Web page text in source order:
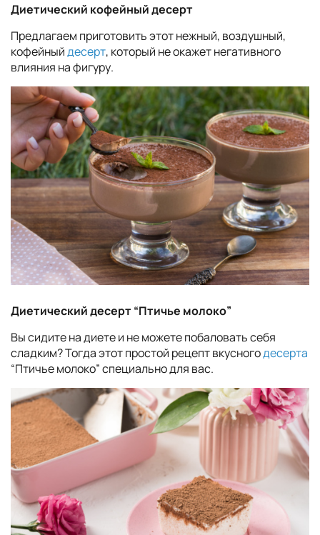
Диетический кофейный десерт
Предлагаем приготовить этот нежный, воздушный,
кофейныйдесерт, который не окажет негативного
влияния на фигуру.
Диетический десерт “Птичье молоко”
Вы сидите на диете и не можете побаловать себя
сладким? Тогда этот простой рецепт вкусногодесерта
“Птичье молоко” специально для вас.